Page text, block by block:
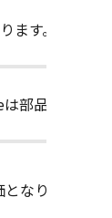
ます。
部品需要が
なります。